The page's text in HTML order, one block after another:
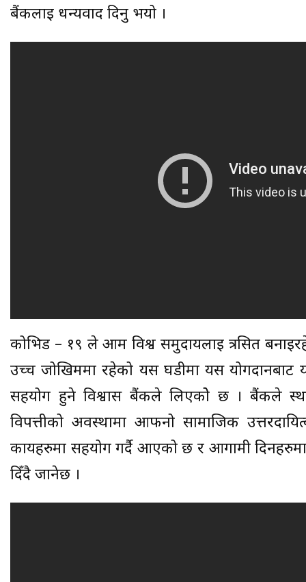
बैंकलाई धन्यवाद दिनु भयो ।
कोभिड – १९ ले आम विश्व समुदायलाई त्रसित
उच्च जोखिममा रहेको यस घडीमा यस योगदानबाट
सहयोग हुने विश्वास बैंकले लिएकोे छ । बैंकले
विपत्तीको अवस्थामा आफनो सामाजिक
कार्यहरुमा सहयोग गर्दै आएको छ र आगामी
दिँदै जानेछ ।